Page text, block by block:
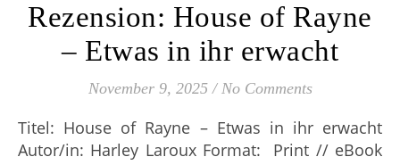
Rezension: House of Rayne
– Etwas in ihr erwacht
November 9, 2025 / No Comments
Titel: House of Rayne – Etwas in ihr erwacht
Autor/in: Harley Laroux Format: Print // eBook